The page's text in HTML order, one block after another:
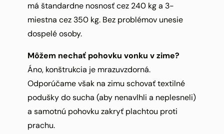
má štandardne nosnosť cez 240 kg a 3-
miestna cez 350 kg. Bez problémov unesie
dospelé osoby.
Môžem nechať pohovku vonku v zime?
Áno, konštrukcia je mrazuvzdorná.
Odporúčame však na zimu schovať textilné
podušky do sucha (aby nenavlhli a neplesneli)
a samotnú pohovku zakryť plachtou proti
prachu.